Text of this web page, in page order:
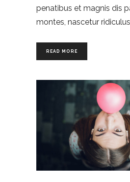
penatibus et magnis dis
montes, nascetur
READ MORE